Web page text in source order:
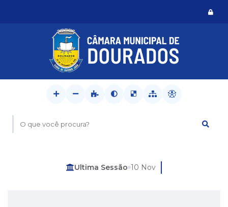
O que você procura?
Última Sessão 10 Nov